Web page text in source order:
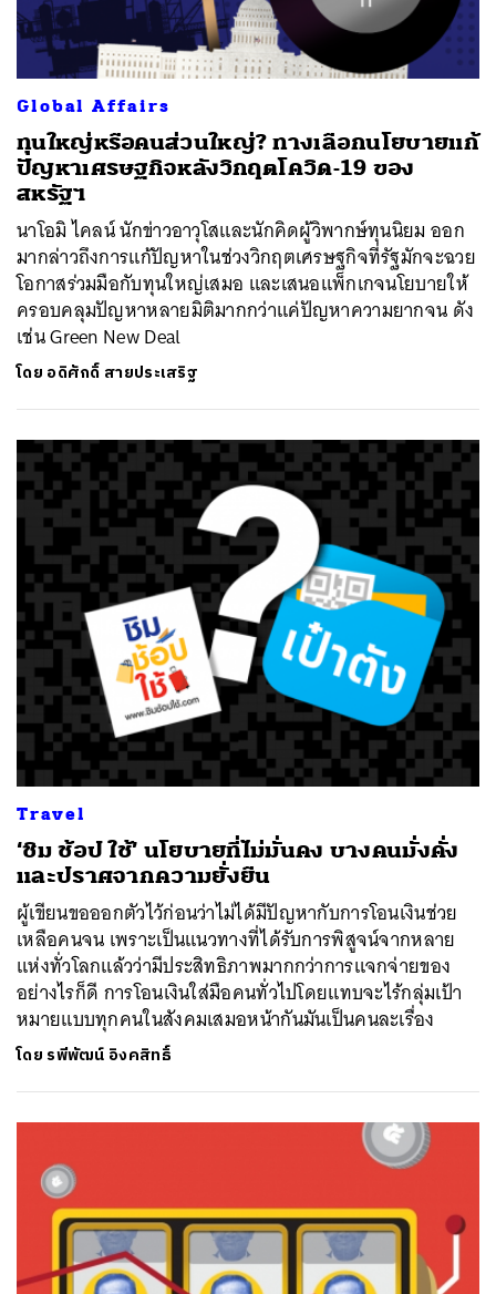
Global Affairs
ทุนใหญ่หรือคนส่วนใหญ่? ทางเลือกนโยบายแก้
ปัญหาเศรษฐกิจหลังวิกฤตโควิด-19 ของ
สหรัฐฯ
นาโอมิ ไคลน์ นักข่าวอาวุโสและนักคิดผู้วิพากษ์ทุนนิยม ออก
มากล่าวถึงการแก้ปัญหาในช่วงวิกฤตเศรษฐกิจที่รัฐมักจะฉวย
โอกาสร่วมมือกับทุนใหญ่เสมอ และเสนอแพ็กเกจนโยบายให้
ครอบคลุมปัญหาหลายมิติมากกว่าแค่ปัญหาความยากจน ดัง
เช่น Green New Deal
โดย อดิศักดิ์ สายประเสริฐ
Travel
‘ชิม ช้อป ใช้’ นโยบายที่ไม่มั่นคง บางคนมั่งคั่ง
และปราศจากความยั่งยืน
ผู้เขียนขอออกตัวไว้ก่อนว่าไม่ได้มีปัญหากับการโอนเงินช่วย
เหลือคนจน เพราะเป็นแนวทางที่ได้รับการพิสูจน์จากหลาย
แห่งทั่วโลกแล้วว่ามีประสิทธิภาพมากกว่าการแจกจ่ายของ
อย่างไรก็ดี การโอนเงินใส่มือคนทั่วไปโดยแทบจะไร้กลุ่มเป้า
หมายแบบทุกคนในสังคมเสมอหน้ากันมันเป็นคนละเรื่อง
โดย รพีพัฒน์ อิงคสิทธิ์
ค้นหา
SHARE TWEET LINE EMAIL